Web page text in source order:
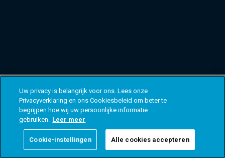
Uw privacy is belangrijk voor ons. Lees onze
Privacyverklaring en ons Cookiesbeleid om beter te
begrijpen hoe wij uw persoonlijke informatie
gebruiken. Leer meer
Cookie-instellingen Alle cookies accepteren